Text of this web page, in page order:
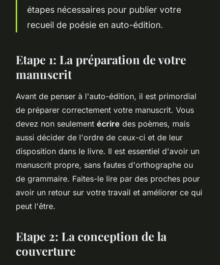
étapes nécessaires pour publier votre
recueil de poésie en auto-édition.
Etape 1: La préparation de votre
manuscrit
Avant de penser à l'auto-édition, il est primordial
de préparer correctement votre manuscrit. Vous
devez non seulement écrire des poèmes, mais
aussi décider de l'ordre de ceux-ci et de leur
disposition dans le livre. Il est essentiel d'avoir un
manuscrit propre, sans fautes d'orthographe ou
de grammaire. Faites-le lire par des proches pour
avoir un retour sur votre travail et améliorer ce qui
peut l'être.
Etape 2: La conception de la
couverture